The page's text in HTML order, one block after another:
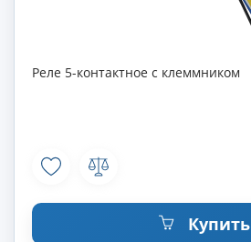
Реле 5-контактное с клеммником
Купить